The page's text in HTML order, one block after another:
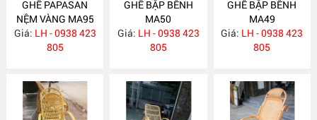
GHẾ PAPASAN
NỆM VÀNG MA95
Giá: LH - 0938 423
805
GHẾ BẬP BÊNH
MA50
Giá: LH - 0938 423
805
GHẾ BẬP BÊNH
MA49
Giá: LH - 0938 423
805